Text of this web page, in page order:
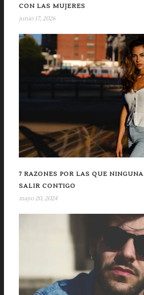
CON LAS MUJERES
junio 17, 2026
7 RAZONES POR LAS QUE
SALIR CONTIGO
mayo 20, 2024